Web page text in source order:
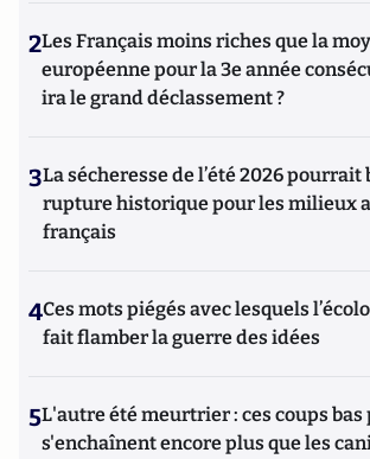
2Les Français moins riches que la
européenne pour la 3e année
ira le grand déclassement ?
3La sécheresse de l’été 2026
rupture historique pour les milieux
français
4Ces mots piégés avec lesquels
fait flamber la guerre des idées
5L'autre été meurtrier : ces coups
s'enchaînent encore plus que les